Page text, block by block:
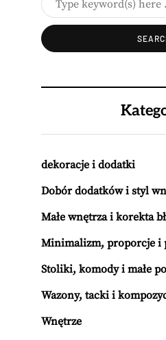
dekoracje i dodatki
Dobór dodatków i styl
Małe wnętrza i korekta
Minimalizm, proporcje i
Stoliki, komody i małe
Wazony, tacki i
Wnętrze